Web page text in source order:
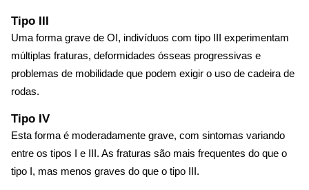
Tipo III
Uma forma grave de OI, indivíduos com tipo III experimentam
múltiplas fraturas, deformidades ósseas progressivas e
problemas de mobilidade que podem exigir o uso de cadeira de
rodas.
Tipo IV
Esta forma é moderadamente grave, com sintomas variando
entre os tipos I e III. As fraturas são mais frequentes do que o
tipo I, mas menos graves do que o tipo III.